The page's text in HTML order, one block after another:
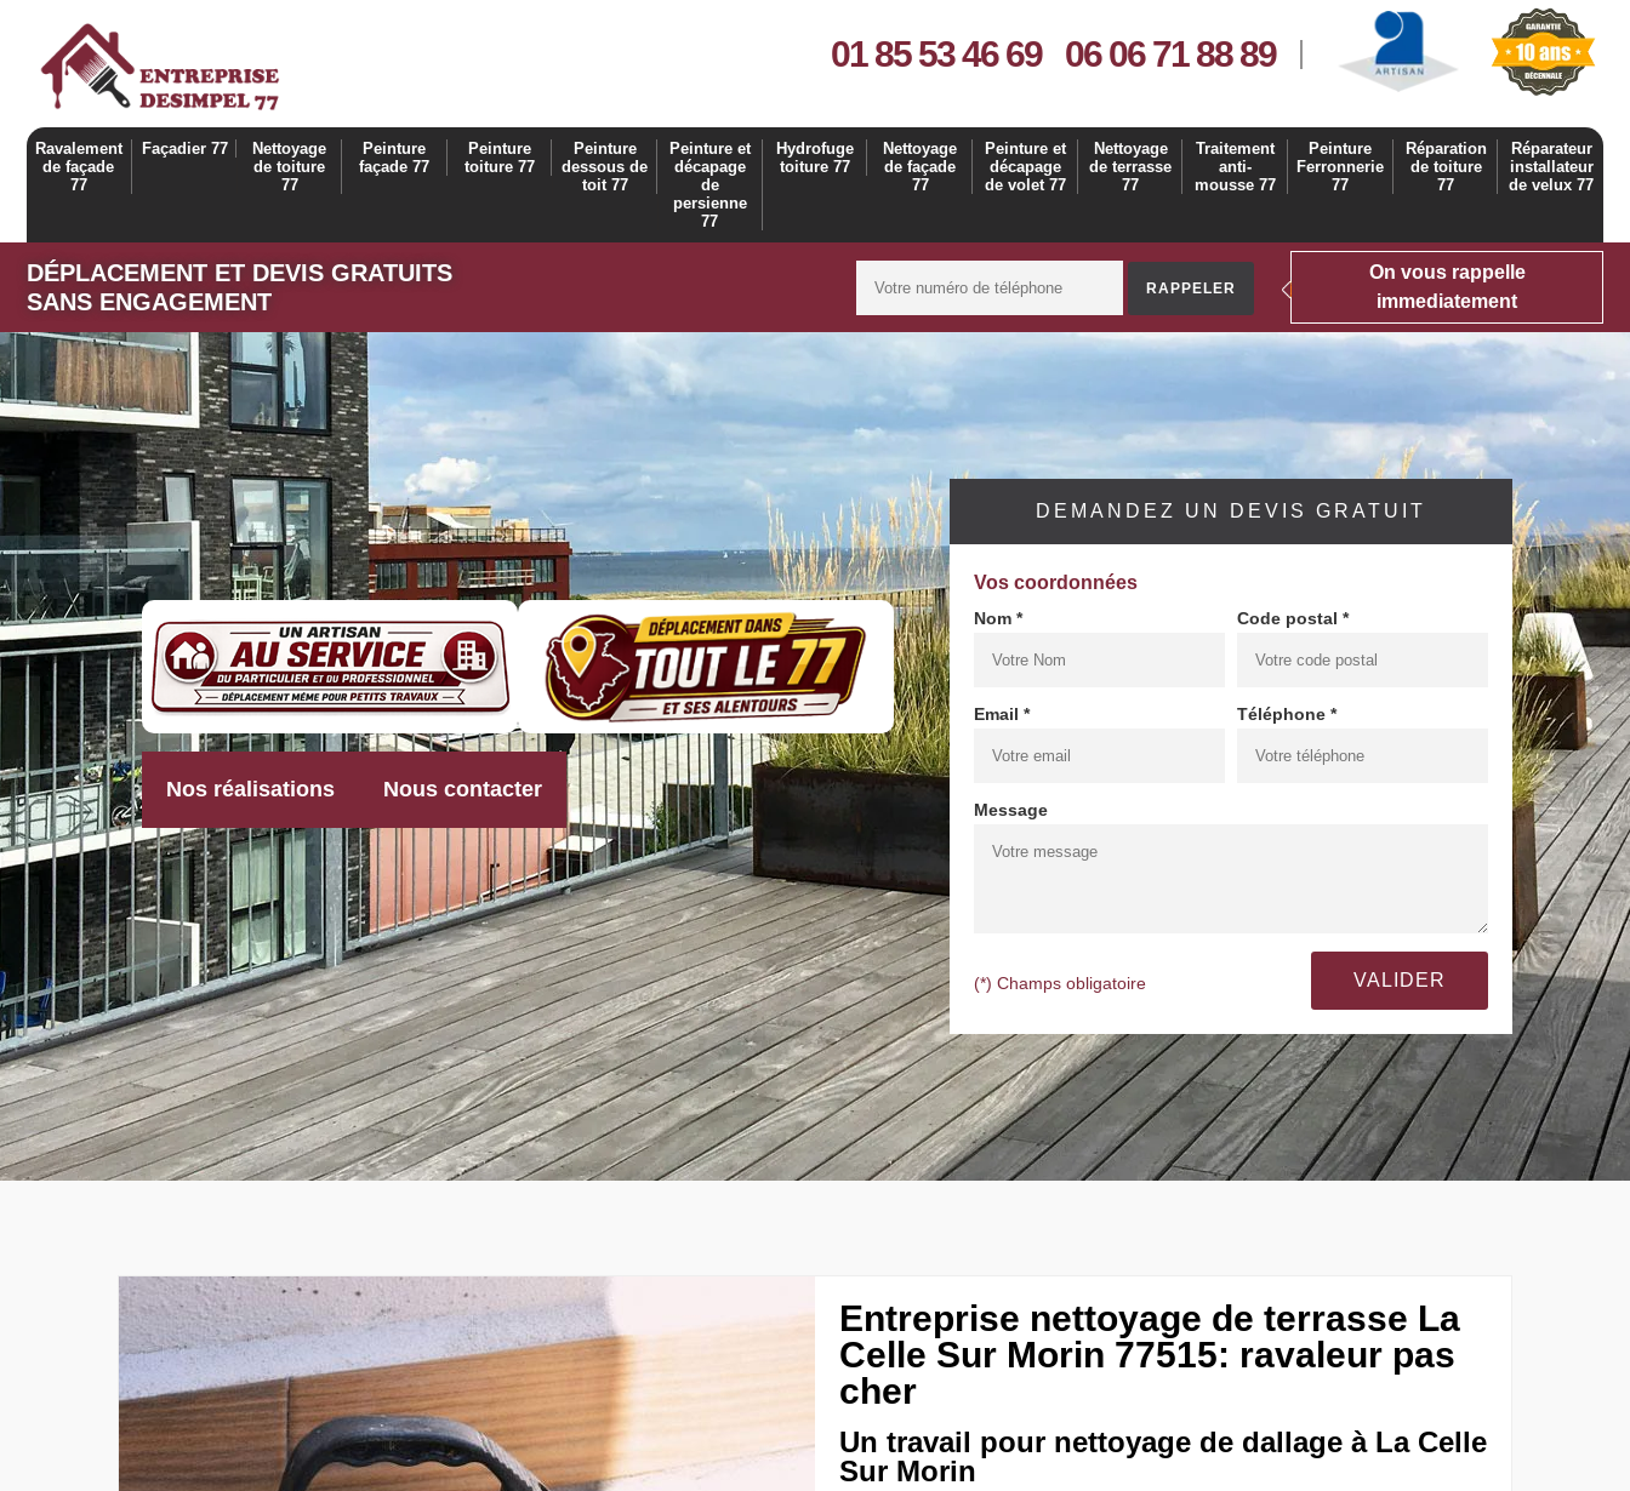
01 85 53 46 69 06 06 71 88 89
Ravalement
de façade
77
Façadier 77
Nettoyage
de toiture
77
Peinture
façade 77
Peinture
toiture 77
Peinture
dessous de
toit 77
Peinture et
décapage
de
persienne
77
Hydrofuge
toiture 77
Nettoyage
de façade
77
Peinture et
décapage
de volet 77
Nettoyage
de terrasse
77
Traitement
anti-
mousse 77
Peinture
Ferronnerie
77
Réparation
de toiture
77
Réparateur
installateur
de velux 77
DÉPLACEMENT ET DEVIS GRATUITS
SANS ENGAGEMENT
On vous rappelle
immediatement
Nos réalisations Nous contacter
DEMANDEZ UN DEVIS GRATUIT
Vos coordonnées
Nom * Code postal *
Email * Téléphone *
Message
(*) Champs obligatoire
Entreprise nettoyage de terrasse La
Celle Sur Morin 77515: ravaleur pas
cher
Un travail pour nettoyage de dallage à La Celle
Sur Morin